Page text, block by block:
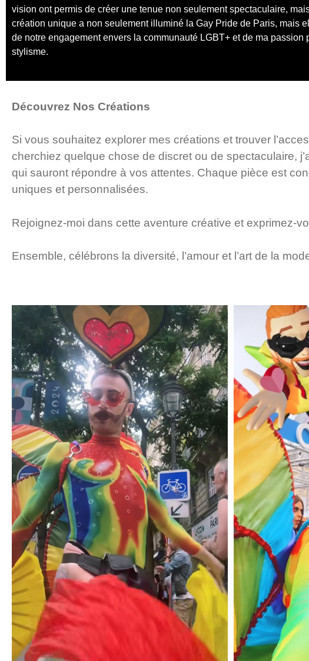
vision ont permis de créer une tenue non seulement spectaculaire,
création unique a non seulement illuminé la Gay Pride de Paris, mais
de notre engagement envers la communauté LGBT+ et de ma
stylisme.
Découvrez Nos Créations
Si vous souhaitez explorer mes créations et trouver
cherchiez quelque chose de discret ou de spectaculaire,
qui sauront répondre à vos attentes. Chaque pièce est
uniques et personnalisées.
Rejoignez-moi dans cette aventure créative et exprimez-
Ensemble, célébrons la diversité, l’amour et l’art de la